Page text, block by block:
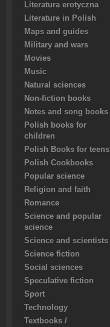
Literatura erotyczna
Literature in Polish
Maps and guides
Military and wars
Movies
Music
Natural sciences
Non-fiction books
Notes and song books
Polish books for
children
Polish Books for teens
Polish Cookbooks
Popular science
Religion and faith
Romance
Science and popular
science
Science and scientists
Science fiction
Social sciences
Speculative fiction
Sport
Technology
Textbooks /